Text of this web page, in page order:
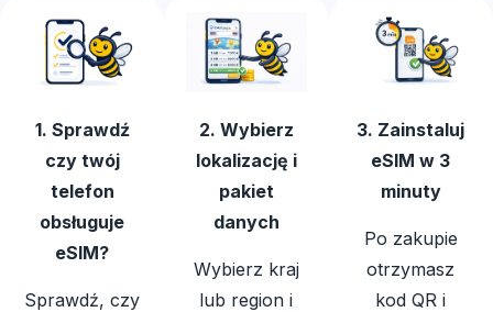
1. Sprawdź
czy twój
telefon
obsługuje
eSIM?
Sprawdź, czy
2. Wybierz
lokalizację i
pakiet
danych
Wybierz kraj
lub region i
3. Zainstaluj
eSIM w 3
minuty
Po zakupie
otrzymasz
kod QR i